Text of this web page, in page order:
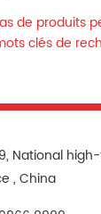
국의
Việt
中文
de produits
clés de
National
, China